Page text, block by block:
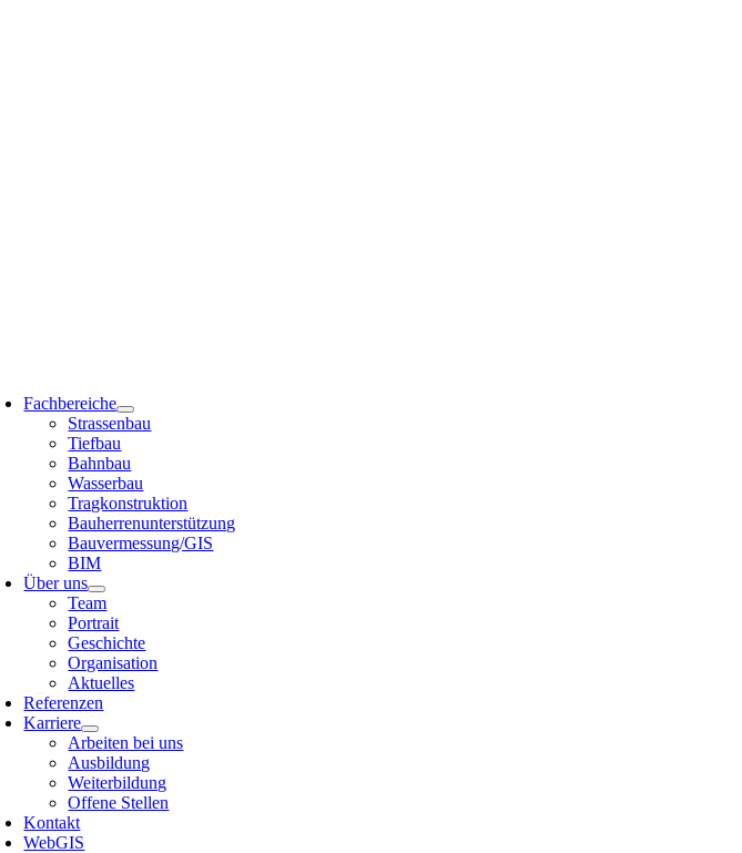
Fachbereiche
Strassenbau
Tiefbau
Bahnbau
Wasserbau
Tragkonstruktion
Bauherrenunterstützung
Bauvermessung/GIS
BIM
Über uns
Team
Portrait
Geschichte
Organisation
Aktuelles
Referenzen
Karriere
Arbeiten bei uns
Ausbildung
Weiterbildung
Offene Stellen
Kontakt
WebGIS